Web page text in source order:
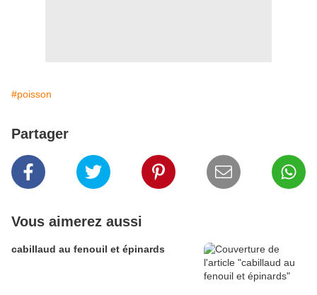
#poisson
Partager
Vous aimerez aussi
cabillaud au fenouil et épinards